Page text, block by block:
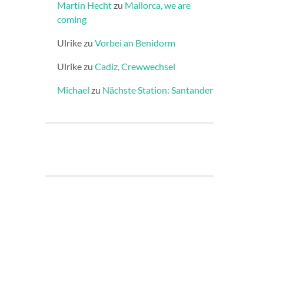
Martin Hechtzu Mallorca, we are
coming
Ulrikezu Vorbei an Benidorm
Ulrikezu Cadiz, Crewwechsel
Michael zu Nächste Station: Santander